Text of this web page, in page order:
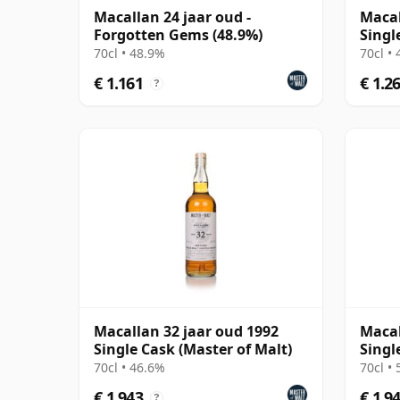
Macallan 24 jaar oud -
Forgotten Gems (48.9%)
70cl • 48.9%
€ 1.161 ?
70cl •
€
Macallan 32 jaar oud 1992
Single Cask (Master of Malt)
70cl • 46.6%
?
70cl •